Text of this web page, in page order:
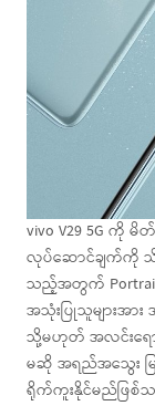
vivo V29 5G ကို မိ
လုပ်ဆောင်ချက်ကို
သည့်အတွက်
အသုံးပြုသူများအာ
သို့မဟုတ် အလင်းရေ
မဆို အရည်အသွေး မြ
ရိုက်ကူးနိုင်မည်ဖြစ်